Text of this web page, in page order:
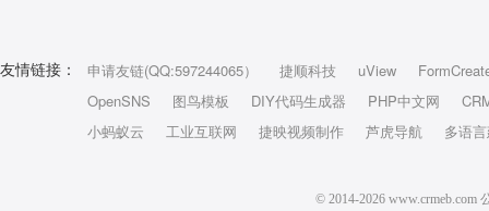
友情链接： 申请友链(QQ:597244065） 捷顺科技 uView
OpenSNS
图鸟模板 DIY代码生成器 PHP中文网
小蚂蚁云
工业互联网 捷映视频制作 芦虎导航 多语
© 2014-2026